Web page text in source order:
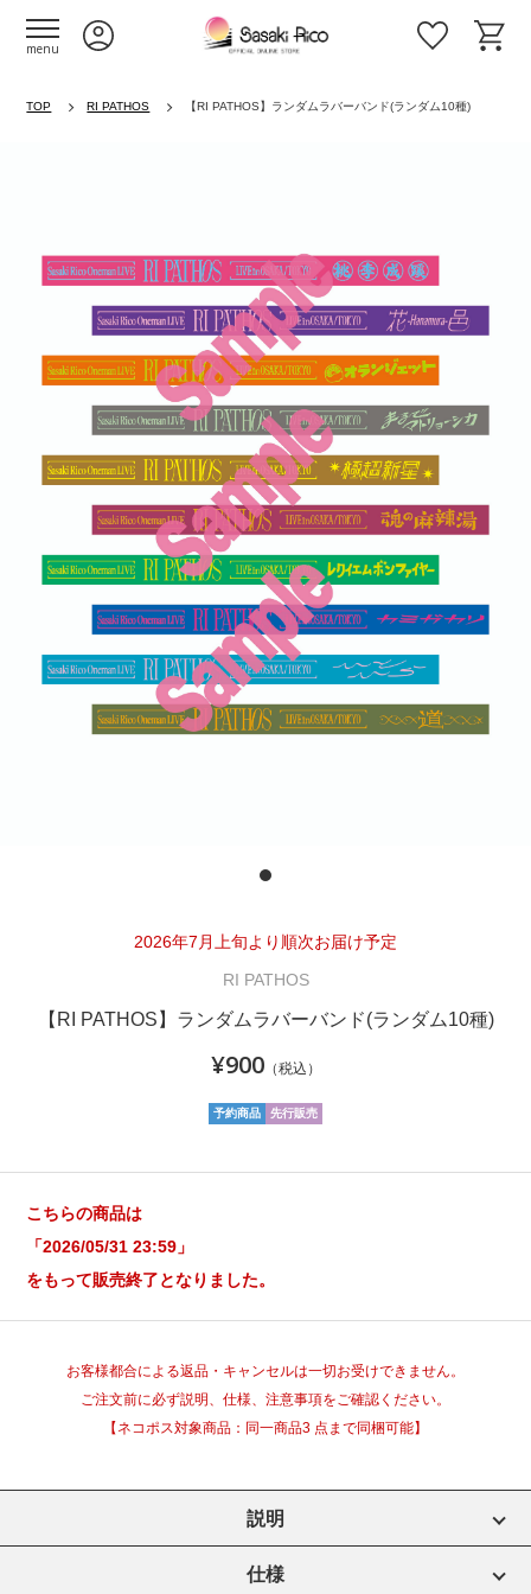
menu
TOP RI PATHOS 【RI PATHOS】ランダムラバーバンド(ランダム10種)
2026年7月上旬より順次お届け予定
RI PATHOS
【RI PATHOS】ランダムラバーバンド(ランダム10種)
¥900（税込）
予約商品 先行販売
こちらの商品は
「2026/05/31 23:59」
をもって販売終了となりました。
お客様都合による返品・キャンセルは一切お受けできません。
ご注文前に必ず説明、仕様、注意事項をご確認ください。
【ネコポス対象商品：同一商品3 点まで同梱可能】
説明
仕様